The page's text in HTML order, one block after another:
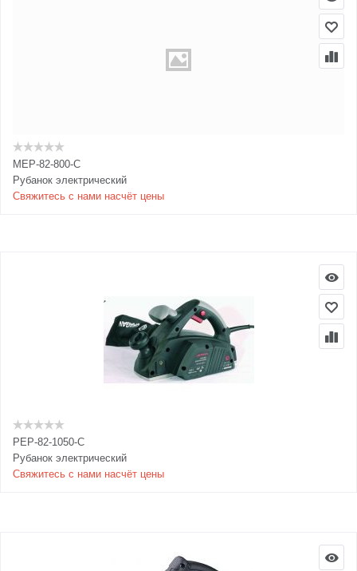
MEP-82-800-C
Рубанок электрический
Свяжитесь с нами насчёт цены
PEP-82-1050-C
Рубанок электрический
Свяжитесь с нами насчёт цены